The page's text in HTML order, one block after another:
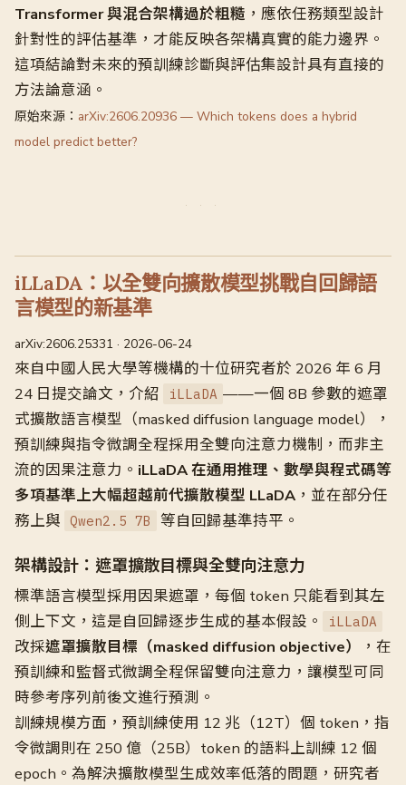
Transformer 與混合架構過於粗糙 ，應依任務類型設計
針對性的評估基準，才能反映各架構真實的能力邊界。
這項結論對未來的預訓練診斷與評估集設計具有直接的
方法論意涵。
原始來源： arXiv:2606.20936 — Which tokens does a hybrid
model predict better?
iLLaDA：以全雙向擴散模型挑戰自回歸語
言模型的新基準
arXiv:2606.25331 · 2026-06-24
來自中國人民大學等機構的十位研究者於 2026 年 6 月
24 日提交論文，介紹
iLLaDA ——一個 8B 參數的遮罩
式擴散語言模型（masked diffusion language model），
預訓練與指令微調全程採用全雙向注意力機制，而非主
流的因果注意力。 iLLaDA 在通用推理、數學與程式碼等
多項基準上大幅超越前代擴散模型 LLaDA ，並在部分任
務上與 Qwen2.5 7B 等自回歸基準持平。
架構設計：遮罩擴散目標與全雙向注意力
標準語言模型採用因果遮罩，每個 token 只能看到其左
側上下文，這是自回歸逐步生成的基本假設。
iLLaDA
改採遮罩擴散目標（masked diffusion objective）
，在
預訓練和監督式微調全程保留雙向注意力，讓模型可同
時參考序列前後文進行預測。
訓練規模方面，預訓練使用 12 兆（12T）個 token，指
令微調則在 250 億（25B）token 的語料上訓練 12 個
epoch。為解決擴散模型生成效率低落的問題，研究者